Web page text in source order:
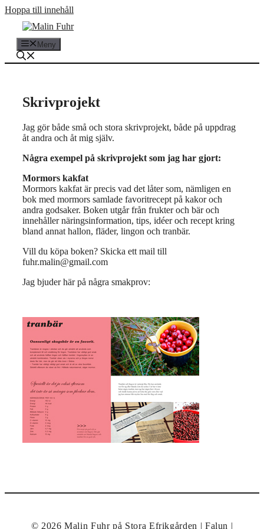
Hoppa till innehåll
Meny
Skrivprojekt
Jag gör både små och stora skrivprojekt, både på uppdrag
åt andra och åt mig själv.
Några exempel på skrivprojekt som jag har gjort:
Mormors kakfat
Mormors kakfat är precis vad det låter som, nämligen en
bok med mormors samlade favoritrecept på kakor och
andra godsaker. Boken utgår från frukter och bär och
innehåller näringsinformation, tips, idéer och recept kring
bland annat hallon, fläder, lingon och tranbär.
Vill du köpa boken? Skicka ett mail till
fuhr.malin@gmail.com
Jag bjuder här på några smakprov:
© 2026 Malin Fuhr på Stora Efrikgården | Falun |